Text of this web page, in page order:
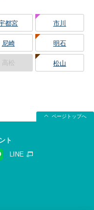
都宮 市川
尼崎 明石
高松 松山
ページトップへ
ト
LINE